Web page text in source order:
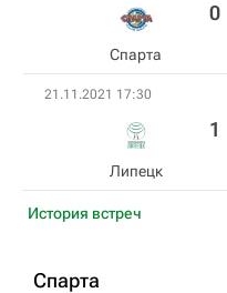
Спарта
0
21.11.2021 17:30
Липецк
1
История встреч
Спарта